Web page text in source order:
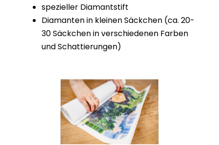
spezieller Diamantstift
Diamanten in kleinen Säckchen (ca. 20-
30 Säckchen in verschiedenen Farben
und Schattierungen)